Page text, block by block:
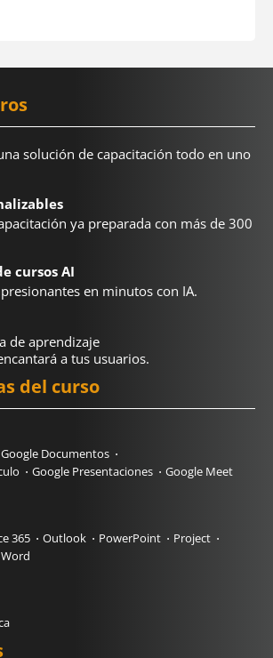
solución de capacitación todo en uno
ya preparada con más de 300
cursos AI
en minutos con IA.
de aprendizaje
a tus usuarios.
del curso
Google Documentos
Google Presentaciones Google Meet
365 Outlook PowerPoint
Project
Word